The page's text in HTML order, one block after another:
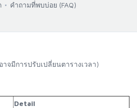
คำถามที่พบบ่อย (FAQ)
จมีการปรับเปลี่ยนตารางเวลา)
Detail